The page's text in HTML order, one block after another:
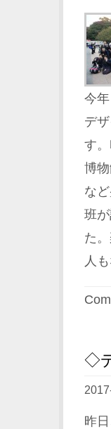
今
デ
す
博
な
班
た
人
◇
昨